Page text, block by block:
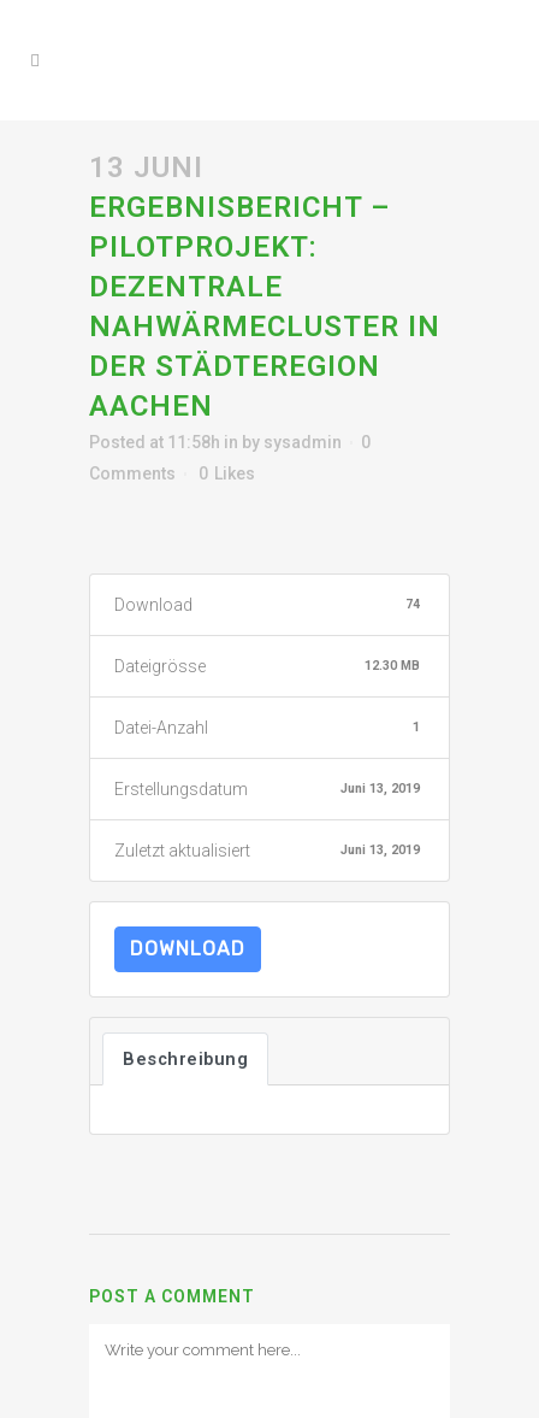
13 JUNI
ERGEBNISBERICHT –
PILOTPROJEKT:
DEZENTRALE
NAHWÄRMECLUSTER IN
DER STÄDTEREGION
AACHEN
Posted at 11:58h in by sysadmin
0
Comments
0 Likes
Download 74
Dateigrösse 12.30 MB
Datei-Anzahl 1
Erstellungsdatum Juni 13, 2019
Zuletzt aktualisiert Juni 13, 2019
DOWNLOAD
Beschreibung
POST A COMMENT